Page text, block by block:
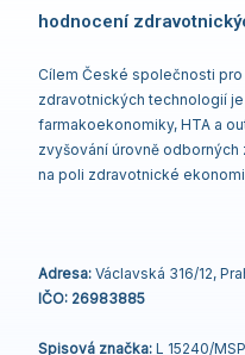
hodnocení
Cílem České společnosti
zdravotnických technologií
farmakoekonomiky, HTA a
zvyšování úrovně
na poli zdravotnické
Adresa: Václavská 316/12,
IČO: 26983885
Spisová značka: L 15240/